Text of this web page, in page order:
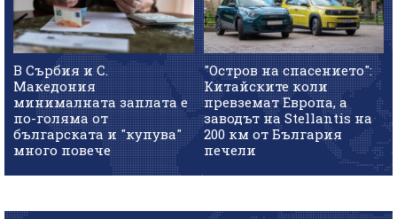
В Сърбия и С.
Македония
минималната заплата е
по-голяма от
българската и "купува"
много повече
"Остров на спасението":
Китайските коли
превземат Европа, а
заводът на Stellantis на
200 км от България
печели